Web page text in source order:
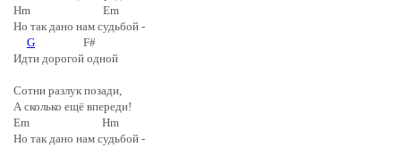
Hm Em
Но так дано нам судьбой -
G F#
Идти дорогой одной
Сотни разлук позади,
А сколько ещё впереди!
Em Hm
Но так дано нам судьбой -